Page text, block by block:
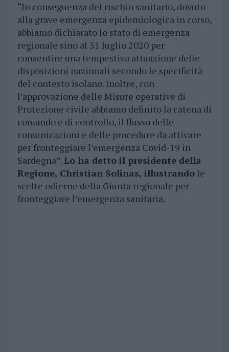
“In conseguenza del rischio sanitario, dovuto
alla grave emergenza epidemiologica in corso,
abbiamo dichiarato lo stato di emergenza
regionale sino al 31 luglio 2020 per
consentire una tempestiva attuazione delle
disposizioni nazionali secondo le specificità
del contesto isolano. Inoltre, con
l’approvazione delle Misure operative di
Protezione civile abbiamo definito la catena di
comando e di controllo, il flusso delle
comunicazioni e delle procedure da attivare
per fronteggiare l’emergenza Covid-19 in
Sardegna”.Lo ha detto il presidente della
Regione, Christian Solinas, illustrandole
scelte odierne della Giunta regionale per
fronteggiare l’emergenza sanitaria.